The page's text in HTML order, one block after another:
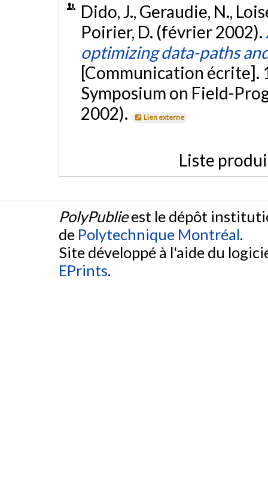
Dido, J., Geraudie, N.,
Poirier, D. (février 2002).
optimizing data-paths
[Communication
Symposium on Field-
2002).
Lien externe
Liste
PolyPublieest le dépôt
de Polytechnique Montréal.
Site développé à l'aide du
EPrints.